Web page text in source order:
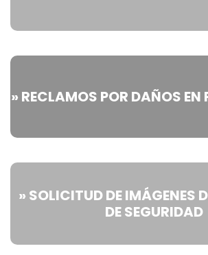
» RECLAMOS POR DAÑOS EN
» SOLICITUD DE IMÁGENES
DE SEGURIDAD